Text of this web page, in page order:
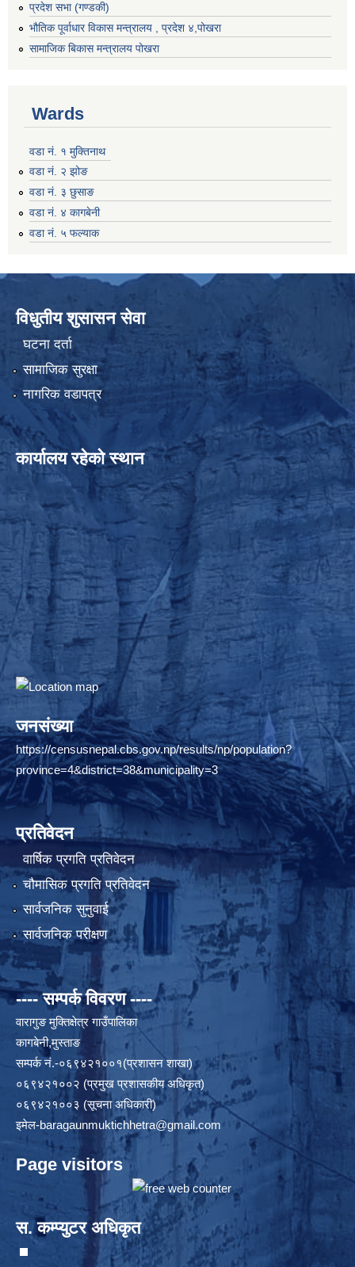
प्रदेश सभा (गण्डकी)
भौतिक पूर्वाधार विकास मन्त्रालय , प्रदेश ४,पोखरा
सामाजिक बिकास मन्त्रालय पोखरा
Wards
वडा नं. १ मुक्तिनाथ
वडा नं. २ झोङ
वडा नं. ३ छुसाङ
वडा नं. ४ कागबेनी
वडा नं. ५ फल्याक
विधुतीय शुसासन सेवा
घटना दर्ता
सामाजिक सुरक्षा
नागरिक वडापत्र
कार्यालय रहेको स्थान
जनसंख्या
https://censusnepal.cbs.gov.np/results/np/population?
province=4&district=38&municipality=3
प्रतिवेदन
वार्षिक प्रगति प्रतिवेदन
चौमासिक प्रगति प्रतिवेदन
सार्वजनिक सुनुवाई
सार्वजनिक परीक्षण
---- सम्पर्क विवरण ----
वारागुङ मुक्तिक्षेत्र गाउँपालिका
कागबेनी,मुस्ताङ
सम्पर्क नं.-०६९४२१००१(प्रशासन शाखा)
०६९४२१००२ (प्रमुख प्रशासकीय अधिकृत)
०६९४२१००३ (सूचना अधिकारी)
इमेल-baragaunmuktichhetra@gmail.com
Page visitors
स. कम्प्युटर अधिकृत